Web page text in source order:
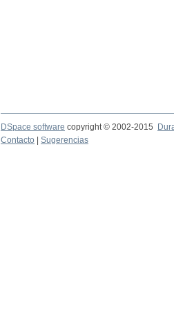
DSpace software copyright © 2002-2015
Contacto
Sugerencias